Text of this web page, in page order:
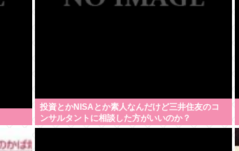
投資とかNISAとか素人なんだけど三井住友のコ
ンサルタントに相談した方がいいのか？